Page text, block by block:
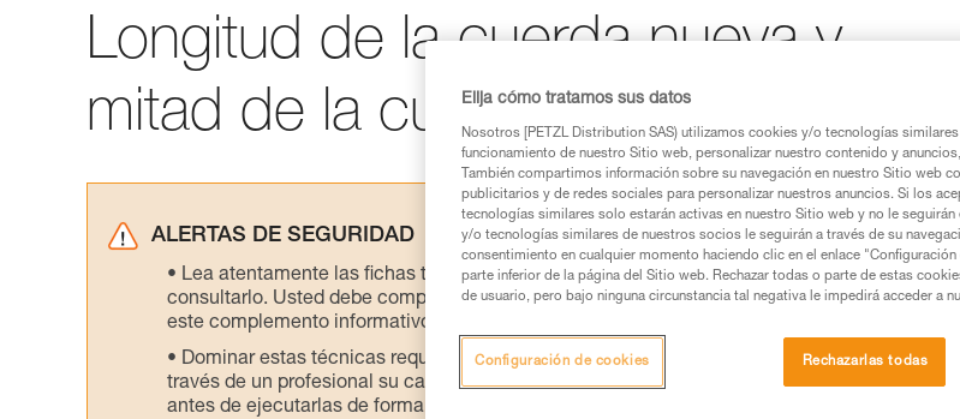
Longitud de la cuerda nueva y
mitad de la cuerda
ALERTAS DE SEGURIDAD
Lea atentamente las fichas técnicas de los productos utilizados en este consejo antes de
consultarlo. Usted debe comprender la información de la ficha técnica para poder
este complemento informativo.
Dominar estas técnicas requiere una formación y un entrenamiento específico. Confirme a
través de un profesional su capacidad para ejecutar estas técnicas, solo y con total
antes de ejecutarlas de forma autónoma.
Elija cómo tratamos sus datos
Nosotros [PETZL Distribution SAS) utilizamos cookies y/o tecnologías
funcionamiento de nuestro Sitio web, personalizar nuestro contenido y
También compartimos información sobre su navegación en nuestro Sitio web
publicitarios y de redes sociales para personalizar nuestros anuncios. Si los
tecnologías similares solo estarán activas en nuestro Sitio web y no le
y/o tecnologías similares de nuestros socios le seguirán a través de su
consentimiento en cualquier momento haciendo clic en el enlace
parte inferior de la página del Sitio web. Rechazar todas o parte de estas
de usuario, pero bajo ninguna circunstancia tal negativa le impedirá acceder a
Rechazarlas todas
Configuración de cookies